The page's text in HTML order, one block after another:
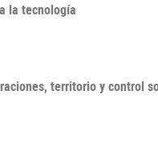
la tecnología
territorio y control